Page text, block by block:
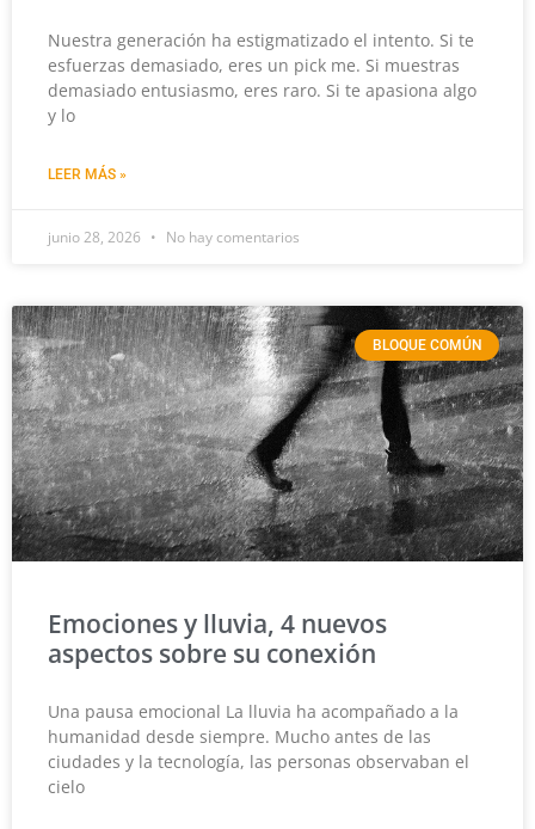
Nuestra generación ha estigmatizado el intento. Si te
esfuerzas demasiado, eres un pick me. Si muestras
demasiado entusiasmo, eres raro. Si te apasiona algo
y lo
LEER MÁS »
junio 28, 2026 No hay comentarios
BLOQUE COMÚN
Emociones y lluvia, 4 nuevos
aspectos sobre su conexión
Una pausa emocional La lluvia ha acompañado a la
humanidad desde siempre. Mucho antes de las
ciudades y la tecnología, las personas observaban el
cielo